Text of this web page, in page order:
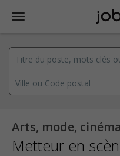
Arts, mode,
Metteur en